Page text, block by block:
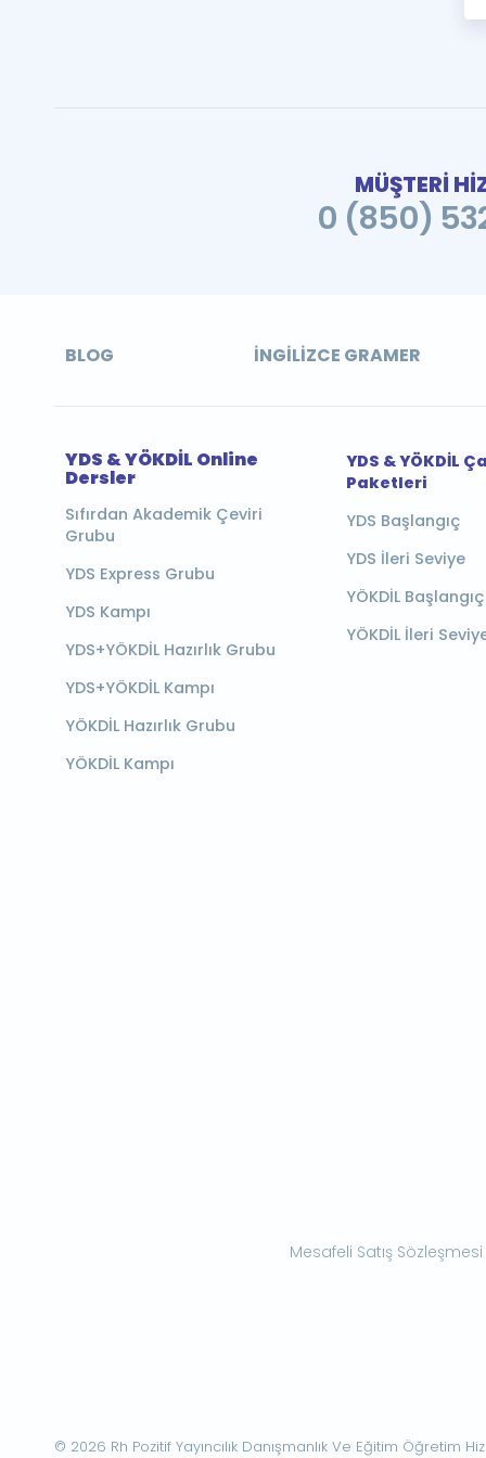
MÜŞTERİ
0 (850)
BLOG İNGILIZCE GRAMER
YDS & YÖKDİL Online
Dersler
Sıfırdan Akademik Çeviri
Grubu
YDS Express Grubu
YDS Kampı
YDS+YÖKDİL Hazırlık Grubu
YDS+YÖKDİL Kampı
YÖKDİL Hazırlık Grubu
YÖKDİL Kampı
YDS & YÖKDİL
Paketleri
YDS Başlangıç
YDS İleri Seviye
YÖKDİL Başlangıç
YÖKDİL İleri
Mesafeli Satış Sözleşmesi
© 2026 Rh Pozitif Yayıncılık Danışmanlık Ve Eğitim Öğretim